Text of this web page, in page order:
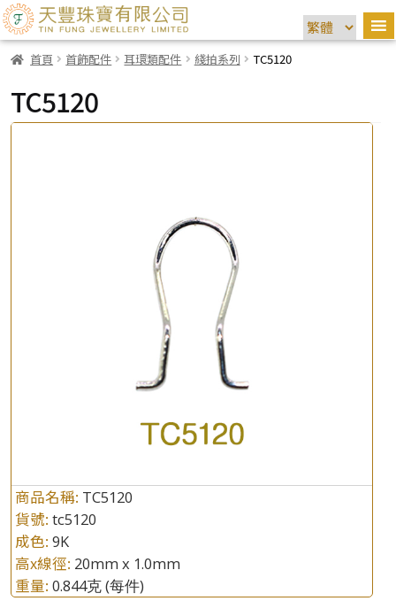
首頁 首飾配件 耳環類配件 綫拍系列 TC5120
TC5120
商品名稱: TC5120
貨號: tc5120
成色: 9K
高x線徑: 20mm x 1.0mm
重量: 0.844克(每件)